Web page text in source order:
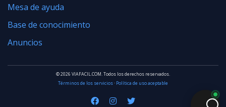
Mesa de ayuda
Base de conocimiento
Anuncios
© 2026 VIAFACIL.COM. Todos los derechos reservados.
Términos de los servicios· Política de uso aceptable